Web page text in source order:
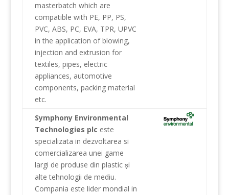
masterbatch which are
compatible with PE, PP, PS,
PVC, ABS, PC, EVA, TPR, UPVC
in the application of blowing,
injection and extrusion for
textiles, pipes, electric
appliances, automotive
components, packing material
etc.
Symphony Environmental
Technologies plc este
specializata in dezvoltarea si
comercializarea unei game
largi de produse din plastic și
alte tehnologii de mediu.
Compania este lider mondial in